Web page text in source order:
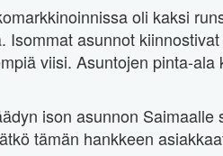
oli kaksi
Isommat asunnot
viisi. Asuntojen pinta-
ison asunnon
tämän hankkeen